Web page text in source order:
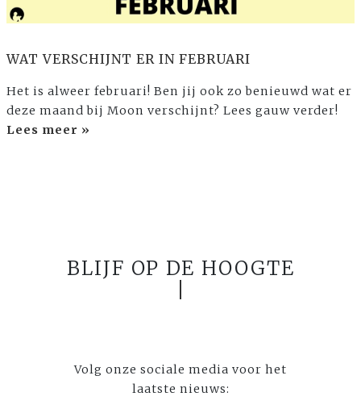
WAT VERSCHIJNT ER IN FEBRUARI
Het is alweer februari! Ben jij ook zo benieuwd wat er
deze maand bij Moon verschijnt? Lees gauw verder!
Lees meer »
BLIJF OP DE HOOGTE
Volg onze sociale media voor het
laatste nieuws: